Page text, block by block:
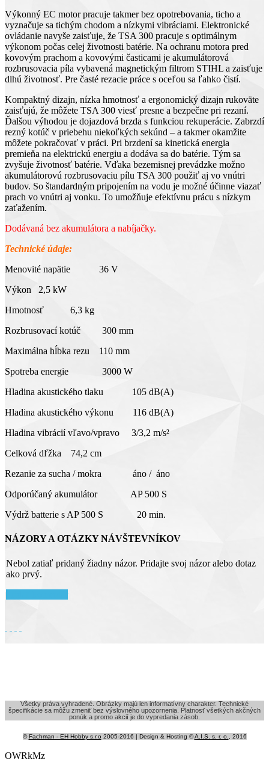
Výkonný EC motor pracuje takmer bez opotrebovania, ticho a
vyznačuje sa tichým chodom a nízkymi vibráciami. Elektronické
ovládanie navyše zaisťuje, že TSA 300 pracuje s optimálnym
výkonom počas celej životnosti batérie. Na ochranu motora pred
kovovým prachom a kovovými časticami je akumulátorová
rozbrusovacia píla vybavená magnetickým filtrom STIHL a zaisťuje
dlhú životnosť. Pre časté rezacie práce s oceľou sa ľahko čistí.
Kompaktný dizajn, nízka hmotnosť a ergonomický dizajn rukoväte
zaisťujú, že môžete TSA 300 viesť presne a bezpečne pri rezaní.
Ďalšou výhodou je dojazdová brzda s funkciou rekuperácie. Zabrzdí
rezný kotúč v priebehu niekoľkých sekúnd – a takmer okamžite
môžete pokračovať v práci. Pri brzdení sa kinetická energia
premieňa na elektrickú energiu a dodáva sa do batérie. Tým sa
zvyšuje životnosť batérie. Vďaka bezemisnej prevádzke možno
akumulátorovú rozbrusovaciu pílu TSA 300 použiť aj vo vnútri
budov. So štandardným pripojením na vodu je možné účinne viazať
prach vo vnútri aj vonku. To umožňuje efektívnu prácu s nízkym
zaťažením.
Dodávaná bez akumulátora a nabíjačky.
Technické údaje:
Menovité napätie 36 V
Výkon 2,5 kW
Hmotnosť 6,3 kg
Rozbrusovací kotúč 300 mm
Maximálna hĺbka rezu 110 mm
Spotreba energie 3000 W
Hladina akustického tlaku 105 dB(A)
Hladina akustického výkonu 116 dB(A)
Hladina vibrácií vľavo/vpravo 3/3,2 m/s²
Celková dľžka 74,2 cm
Rezanie za sucha / mokra áno / áno
Odporúčaný akumulátor AP 500 S
Výdrž batterie s AP 500 S 20 min.
NÁZORY A OTÁZKY NÁVŠTEVNÍKOV
Nebol zatiaľ pridaný žiadny názor. Pridajte svoj názor alebo dotaz
ako prvý.
Všetky práva vyhradené. Obrázky majú len informatívny charakter. Technické
špecifikácie sa môžu zmeniť bez výslovného upozornenia. Platnosť všetkých akčných
ponúk a promo akcií je do vypredania zásob.
© Fachman - EH Hobby s.r.o 2005-2016 | Design & Hosting © A.I.S. s. r. o. , 2016
OWRkMz